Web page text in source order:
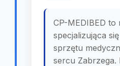
CP-MEDIBED
specjalizująca
sprzętu
sercu Zabrzega.